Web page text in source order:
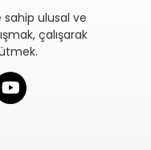
sahip ulusal ve
çalışarak